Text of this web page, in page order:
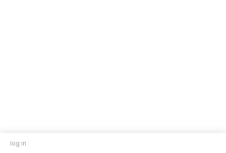
log in